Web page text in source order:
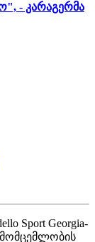
- კარაგერმა
Sport Georgia-